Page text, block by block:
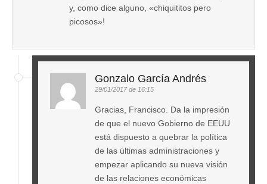
y, como dice alguno, «chiquititos pero
picosos»!
Gonzalo García Andrés
29/01/2017 de 16:15
Gracias, Francisco. Da la impresión
de que el nuevo Gobierno de EEUU
está dispuesto a quebrar la política
de las últimas administraciones y
empezar aplicando su nueva visión
de las relaciones económicas